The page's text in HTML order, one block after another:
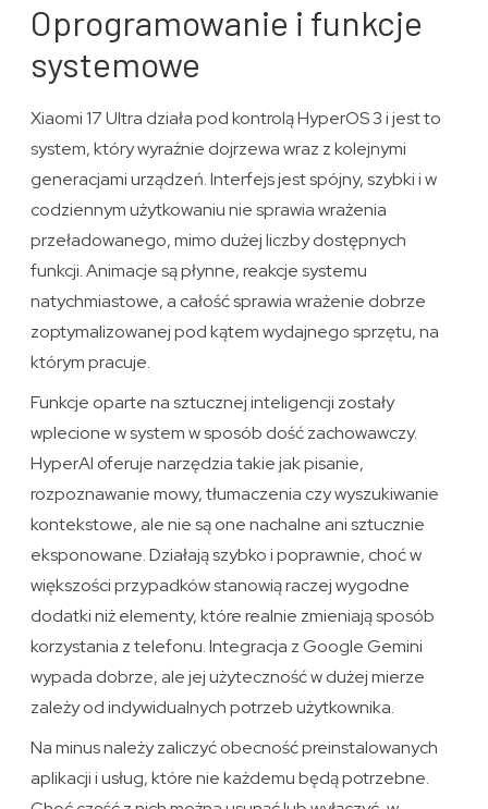
Oprogramowanie i funkcje
systemowe
Xiaomi 17 Ultra działa pod kontrolą HyperOS 3 i jest to
system, który wyraźnie dojrzewa wraz z kolejnymi
generacjami urządzeń. Interfejs jest spójny, szybki i w
codziennym użytkowaniu nie sprawia wrażenia
przeładowanego, mimo dużej liczby dostępnych
funkcji. Animacje są płynne, reakcje systemu
natychmiastowe, a całość sprawia wrażenie dobrze
zoptymalizowanej pod kątem wydajnego sprzętu, na
którym pracuje.
Funkcje oparte na sztucznej inteligencji zostały
wplecione w system w sposób dość zachowawczy.
HyperAI oferuje narzędzia takie jak pisanie,
rozpoznawanie mowy, tłumaczenia czy wyszukiwanie
kontekstowe, ale nie są one nachalne ani sztucznie
eksponowane. Działają szybko i poprawnie, choć w
większości przypadków stanowią raczej wygodne
dodatki niż elementy, które realnie zmieniają sposób
korzystania z telefonu. Integracja z Google Gemini
wypada dobrze, ale jej użyteczność w dużej mierze
zależy od indywidualnych potrzeb użytkownika.
Na minus należy zaliczyć obecność preinstalowanych
aplikacji i usług, które nie każdemu będą potrzebne.